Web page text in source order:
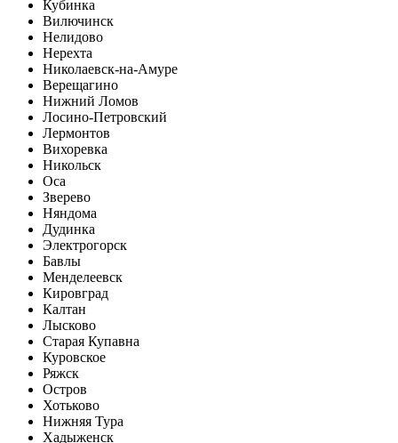
Кубинка
Вилючинск
Нелидово
Нерехта
Николаевск-на-Амуре
Верещагино
Нижний Ломов
Лосино-Петровский
Лермонтов
Вихоревка
Никольск
Оса
Зверево
Няндома
Дудинка
Электрогорск
Бавлы
Менделеевск
Кировград
Калтан
Лысково
Старая Купавна
Куровское
Ряжск
Остров
Хотьково
Нижняя Тура
Хадыженск